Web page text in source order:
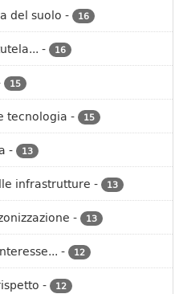
del suolo - 16
- 16
15
tecnologia - 15
- 13
infrastrutture - 13
- 13
- 12
- 12